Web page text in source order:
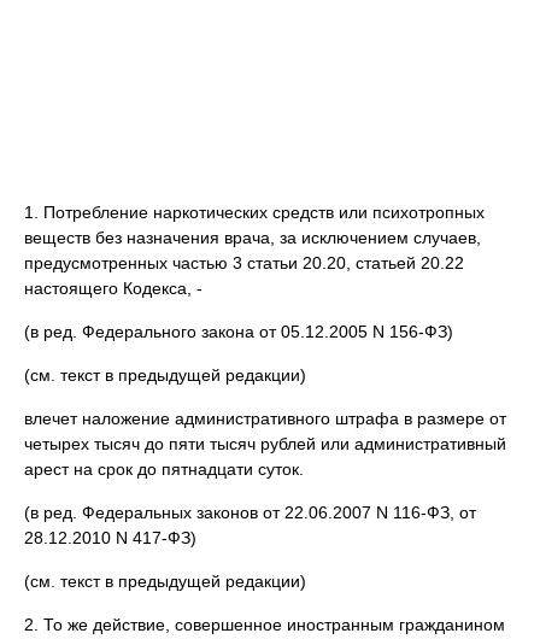
1. Потребление наркотических средств или психотропных
веществ без назначения врача, за исключением случаев,
предусмотренных частью 3 статьи 20.20, статьей 20.22
настоящего Кодекса, -
(в ред. Федерального закона от 05.12.2005 N 156-ФЗ)
(см. текст в предыдущей редакции)
влечет наложение административного штрафа в размере от
четырех тысяч до пяти тысяч рублей или административный
арест на срок до пятнадцати суток.
(в ред. Федеральных законов от 22.06.2007 N 116-ФЗ, от
28.12.2010 N 417-ФЗ)
(см. текст в предыдущей редакции)
2. То же действие, совершенное иностранным гражданином